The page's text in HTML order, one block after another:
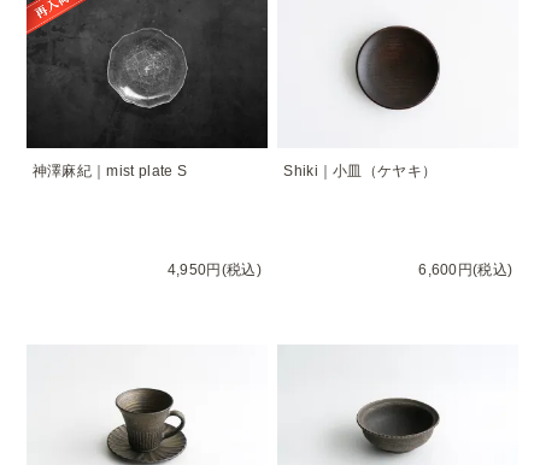
神澤麻紀｜mist plate S
4,950円(税込)
Shiki｜小皿（ケヤキ）
6,600円(税込)